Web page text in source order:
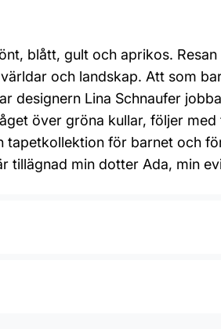
blått, gult och aprikos.
och landskap. Att som
designern Lina Schnaufer
över gröna kullar, följer
tapetkollektion för barnet och
tillägnad min dotter Ada, min